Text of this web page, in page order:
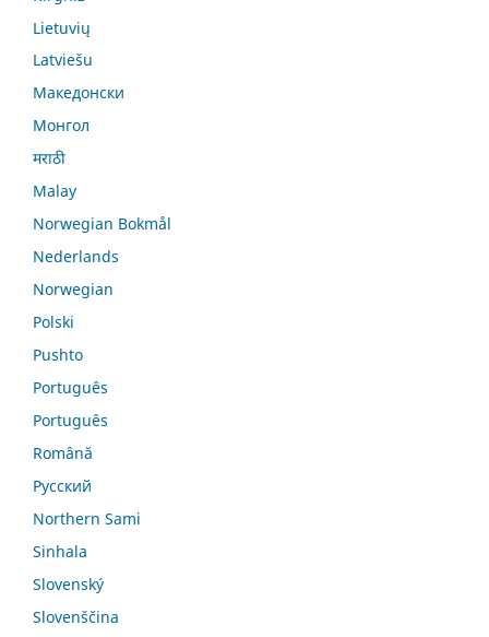
Lietuvių
Latviešu
Македонски
Монгол
मराठी
Malay
Norwegian Bokmål
Nederlands
Norwegian
Polski
Pushto
Português
Português
Română
Русский
Northern Sami
Sinhala
Slovenský
Slovenščina